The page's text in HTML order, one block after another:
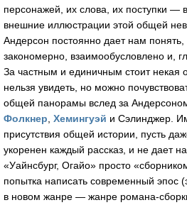
персонажей, их слова, их поступки —
внешние иллюстрации этой общей
Андерсон постоянно дает нам понять,
закономерно, взаимообусловлено и,
За частным и единичным стоит
нельзя увидеть, но можно
общей панорамы вслед за Андерсоном
Фолкнер Хемингуэй и Сэлинджер.
присутствия общей истории, пусть
укоренен каждый рассказ, и не дает
«Уайнсбург, Огайо» просто
попытка написать современный эпос
в новом жанре — жанре романа-